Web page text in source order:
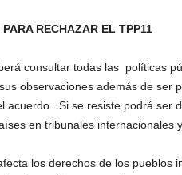
PARA RECHAZAR EL TPP11
consultar todas las políticas
observaciones además de ser
acuerdo. Si se resiste podrá ser
en tribunales internacionales
los derechos de los pueblos